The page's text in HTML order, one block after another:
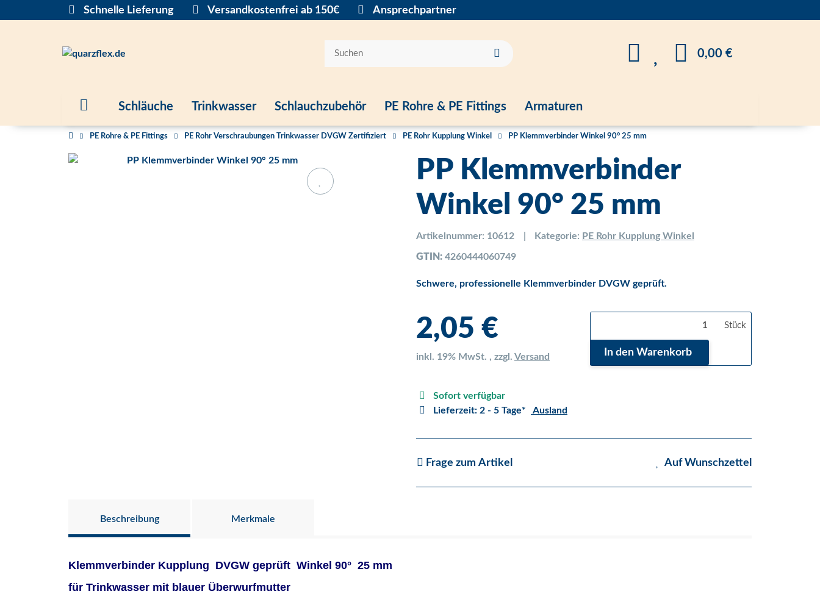
Schnelle Lieferung Versandkostenfrei ab 150€ Ansprechpartner
0,00 €
Schläuche Trinkwasser Schlauchzubehör PE Rohre & PE Fittings Armaturen
PE Rohre & PE Fittings PE Rohr Verschraubungen Trinkwasser DVGW Zertifiziert PE Rohr Kupplung Winkel PP Klemmverbinder Winkel 90° 25 mm
PP Klemmverbinder
Winkel 90° 25 mm
Artikelnummer: 10612 Kategorie: PE Rohr Kupplung Winkel
GTIN: 4260444060749
Schwere, professionelle Klemmverbinder DVGW geprüft.
2,05 €
inkl. 19% MwSt. , zzgl. Versand
Sofort verfügbar
Lieferzeit: 2 - 5 Tage* Ausland
Stück
In den Warenkorb
Frage zum Artikel Auf Wunschzettel
Beschreibung Merkmale
Klemmverbinder Kupplung DVGW geprüft Winkel 90° 25 mm
für Trinkwasser mit blauer Überwurfmutter